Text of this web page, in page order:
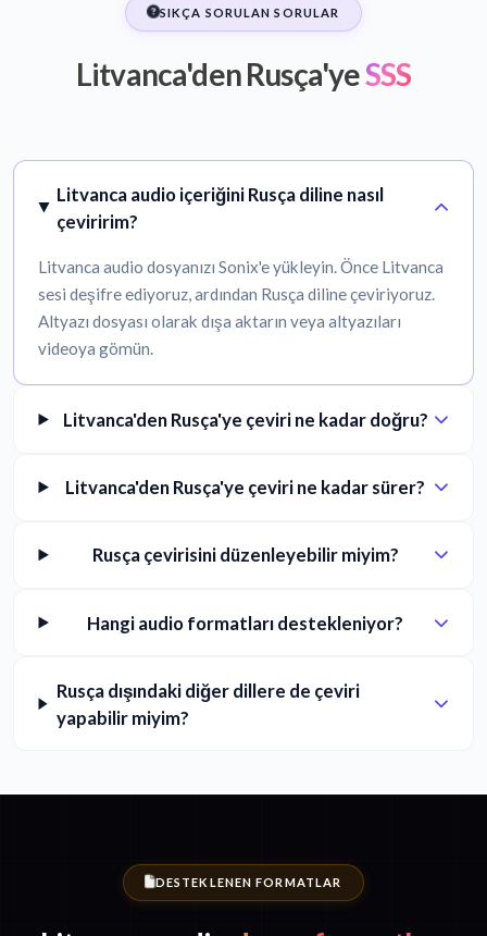
SIKÇA SORULAN SORULAR
Litvanca'den Rusça'yeSSS
Litvanca audio içeriğini Rusça diline nasıl
çeviririm?
Litvanca audio dosyanızı Sonix'e yükleyin. Önce Litvanca
sesi deşifre ediyoruz, ardından Rusça diline çeviriyoruz.
Altyazı dosyası olarak dışa aktarın veya altyazıları
videoya gömün.
Litvanca'den Rusça'ye çeviri ne kadar doğru?
Litvanca'den Rusça'ye çeviri ne kadar sürer?
Rusça çevirisini düzenleyebilir miyim?
Hangi audio formatları destekleniyor?
Rusça dışındaki diğer dillere de çeviri
yapabilir miyim?
DESTEKLENEN FORMATLAR